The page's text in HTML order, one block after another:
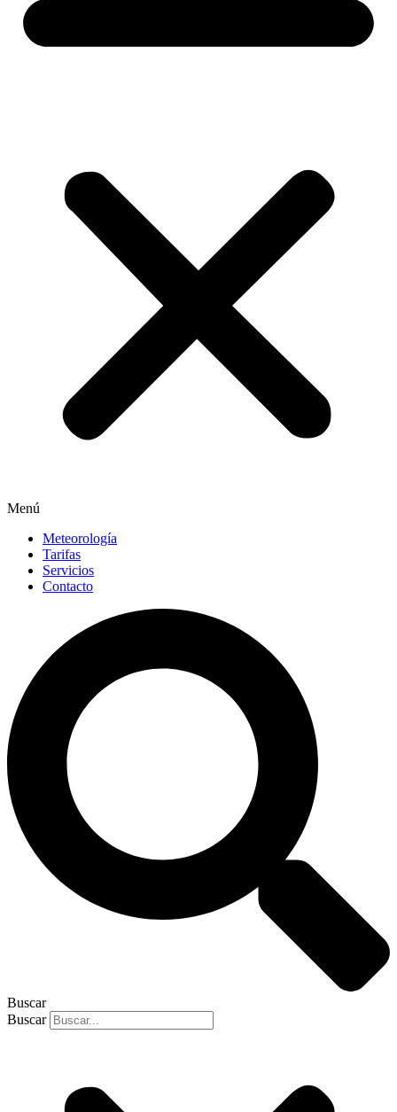
Menú
Meteorología
Tarifas
Servicios
Contacto
Buscar
Buscar